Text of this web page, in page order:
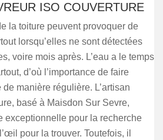
ISO COUVERTURE
la toiture peuvent provoquer de
lorsqu’elles ne sont détectées
voire mois après. L’eau a le temps
d’où l’importance de faire
manière régulière. L’artisan
basé à Maisdon Sur Sevre,
exceptionnelle pour la recherche
pour la trouver. Toutefois, il